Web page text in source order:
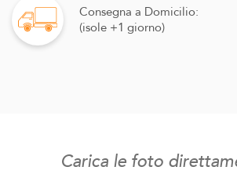
Consegna a Domicilio:
(isole +1 giorno)
Carica le foto